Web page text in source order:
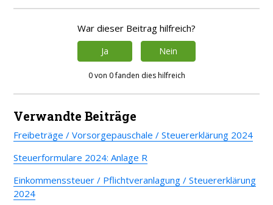
War dieser Beitrag hilfreich?
Ja Nein
0 von 0 fanden dies hilfreich
Verwandte Beiträge
Freibeträge / Vorsorgepauschale / Steuererklärung 2024
Steuerformulare 2024: Anlage R
Einkommenssteuer / Pflichtveranlagung / Steuererklärung
2024